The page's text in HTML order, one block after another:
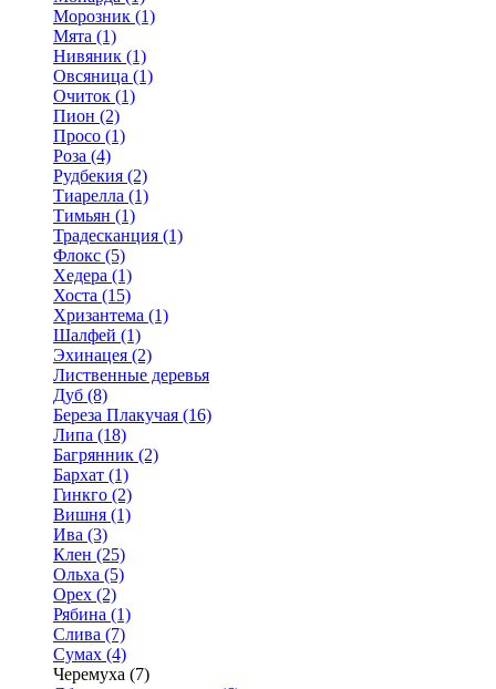
Морозник (1)
Мята (1)
Нивяник (1)
Овсяница (1)
Очиток (1)
Пион (2)
Просо (1)
Роза (4)
Рудбекия (2)
Тиарелла (1)
Тимьян (1)
Традесканция (1)
Флокс (5)
Хедера (1)
Хоста (15)
Хризантема (1)
Шалфей (1)
Эхинацея (2)
Лиственные деревья
Дуб (8)
Береза Плакучая (16)
Липа (18)
Багрянник (2)
Бархат (1)
Гинкго (2)
Вишня (1)
Ива (3)
Клен (25)
Ольха (5)
Орех (2)
Рябина (1)
Слива (7)
Сумах (4)
Черемуха (7)